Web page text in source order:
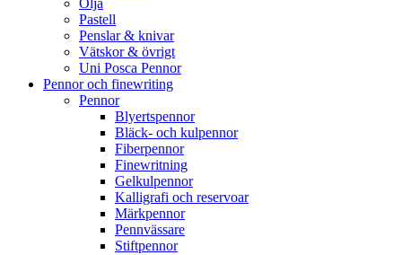
Olja
Pastell
Penslar & knivar
Vätskor & övrigt
Uni Posca Pennor
Pennor och finewriting
Pennor
Blyertspennor
Bläck- och kulpennor
Fiberpennor
Finewritning
Gelkulpennor
Kalligrafi och reservoar
Märkpennor
Pennvässare
Stiftpennor